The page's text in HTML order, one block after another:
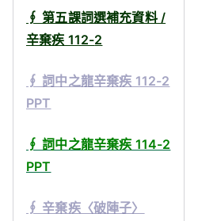
∮ 第五課詞選補充資料 /
辛棄疾 112-2
∮ 詞中之龍辛棄疾 112-2
PPT
∮ 詞中之龍辛棄疾 114-2
PPT
∮ 辛棄疾〈破陣子〉